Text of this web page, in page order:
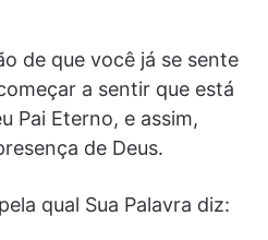
de que você já se sente
a sentir que está
Pai Eterno, e assim,
de Deus.
qual Sua Palavra diz: